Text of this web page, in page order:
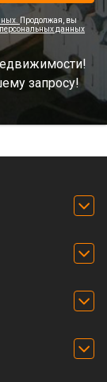
Продолжая, вы
данных
запросу!